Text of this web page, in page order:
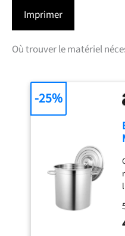
Imprimer
Où trouver le matériel
-25%